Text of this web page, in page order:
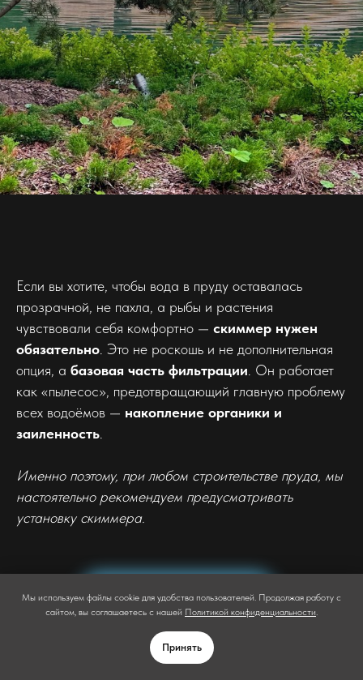
Если вы хотите, чтобы вода в пруду оставалась
прозрачной, не пахла, а рыбы и растения
чувствовали себя комфортно — скиммер нужен
обязательно . Это не роскошь и не дополнительная
опция, а базовая часть фильтрации . Он работает
как «пылесос», предотвращающий главную проблему
всех водоёмов — накопление органики и
заиленность
Именно поэтому, при любом строительстве пруда, мы
настоятельно рекомендуем предусматривать
установку скиммера.
НУЖНА КОНСУЛЬТАЦИЯ
Мы используем файлы cookie для удобства пользователей. Продолжая работу с
сайтом, вы соглашаетесь с нашей Политикой конфиденциальности.
Принять
ЗВОНОК